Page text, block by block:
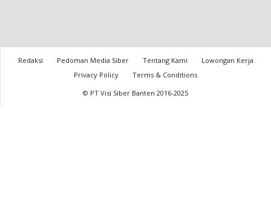
Redaksi Pedoman Media Siber Tentang Kami
Lowongan Kerja
Privacy Policy
Terms & Conditions
© PT Visi Siber Banten 2016-2025